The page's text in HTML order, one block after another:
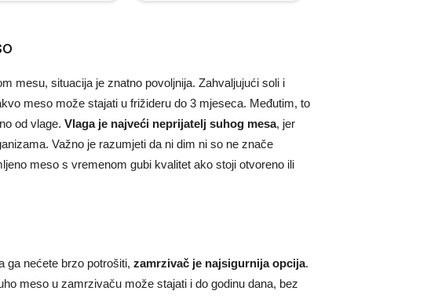
mesu, situacija je znatno povoljnija. Zahvaljujući soli i
meso može stajati u frižideru do 3 mjeseca. Međutim, to
od vlage. Vlaga je najveći neprijatelj suhog mesa, jer
Važno je razumjeti da ni dim ni so ne znače
meso s vremenom gubi kvalitet ako stoji otvoreno ili
ga nećete brzo potrošiti, zamrzivač je najsigurnija opcija.
meso u zamrzivaču može stajati i do godinu dana, bez